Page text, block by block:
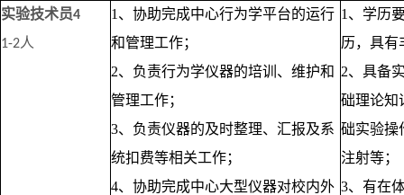
实验技术员4
1-2人
1、协助完成中心行为学平台的运行
和管理工作；
2、负责行为学仪器的培训、维护和
管理工作；
3、负责仪器的及时整理、汇报及系
统扣费等相关工作；
4、协助完成中心大型仪器对校内外
1、学历
历，具有
2、具备
础理论知
础实验操
注射等；
3、有在